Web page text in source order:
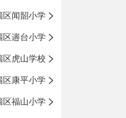
区闻韶小学
区遄台小学
区虎山学校
区康平小学
区福山小学